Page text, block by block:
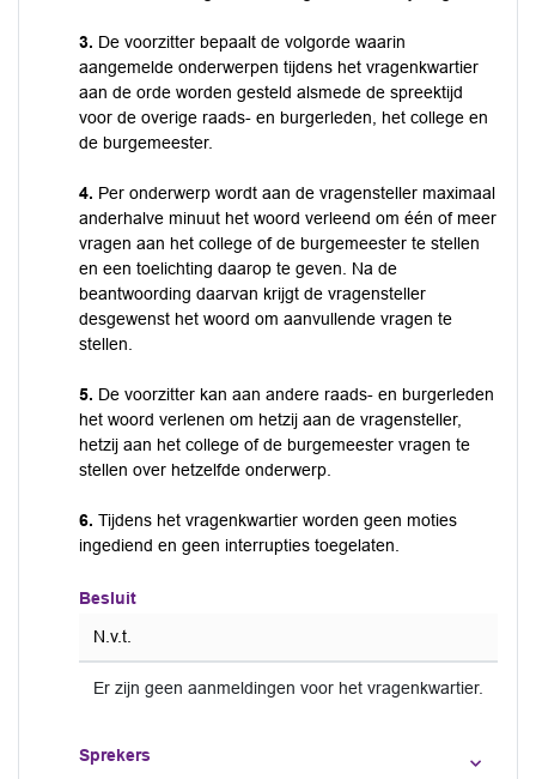
3. De voorzitter bepaalt de volgorde waarin
aangemelde onderwerpen tijdens het vragenkwartier
aan de orde worden gesteld alsmede de spreektijd
voor de overige raads- en burgerleden, het college en
de burgemeester.
4. Per onderwerp wordt aan de vragensteller maximaal
anderhalve minuut het woord verleend om één of meer
vragen aan het college of de burgemeester te stellen
en een toelichting daarop te geven. Na de
beantwoording daarvan krijgt de vragensteller
desgewenst het woord om aanvullende vragen te
stellen.
5. De voorzitter kan aan andere raads- en burgerleden
het woord verlenen om hetzij aan de vragensteller,
hetzij aan het college of de burgemeester vragen te
stellen over hetzelfde onderwerp.
6. Tijdens het vragenkwartier worden geen moties
ingediend en geen interrupties toegelaten.
Besluit
N.v.t.
Er zijn geen aanmeldingen voor het vragenkwartier.
Sprekers